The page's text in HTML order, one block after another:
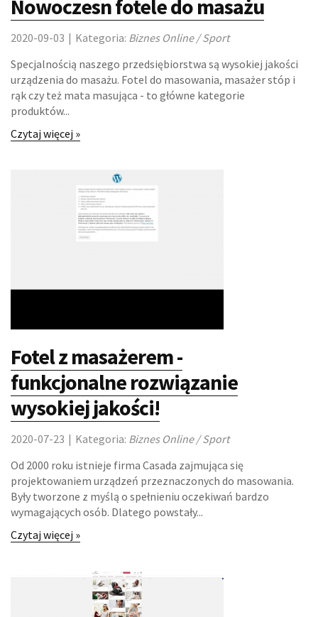
LOKUM
DRZWI I OKNA
KLIMATYZACJA I WENTYLACJA
PLACÓWKI EDUKACYJNE
KURSY I SZKOLENIA
TŁUMACZENIA
KSIĄŻKI, CZASOPISMA
BIZNES ONLINE
BIŻUTERIA
DLA DZIECI
WYPOSAŻENIE WNĘTRZ
WYPOSAŻENIE ŁAZIENKI
Nowoczesn fotele do masażu
2020-09-03 | Kategoria: Biznes Online / Sport
Specjalnością naszego przedsiębiorstwa są wysokiej jakości
urządzenia do masażu. Fotel do masowania, masażer stóp i
rąk czy też mata masująca - to główne kategorie
produktów...
Czytaj więcej »
Fotel z masażerem -
funkcjonalne rozwiązanie
wysokiej jakości!
2020-07-23 | Kategoria: Biznes Online / Sport
Od 2000 roku istnieje firma Casada zajmująca się
projektowaniem urządzeń przeznaczonych do masowania.
Były tworzone z myślą o spełnieniu oczekiwań bardzo
wymagających osób. Dlatego powstały...
Czytaj więcej »